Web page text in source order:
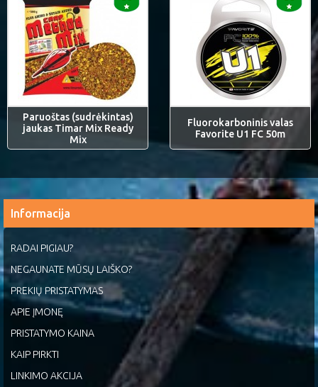
Paruoštas (sudrėkintas)
jaukas Timar Mix Ready
Mix
Fluorokarboninis valas
Favorite U1 FC 50m
Informacija
RADAI PIGIAU?
NEGAUNATE MŪSŲ LAIŠKO?
PREKIŲ PRISTATYMAS
APIE ĮMONĘ
PRISTATYMO KAINA
KAIP PIRKTI
LINKIMO AKCIJA